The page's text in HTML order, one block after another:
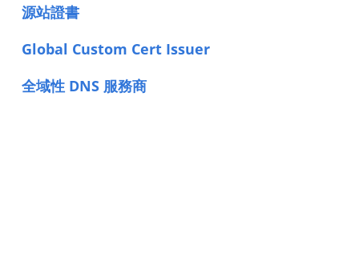
源站證書
Global Custom Cert Issuer
全域性 DNS 服務商